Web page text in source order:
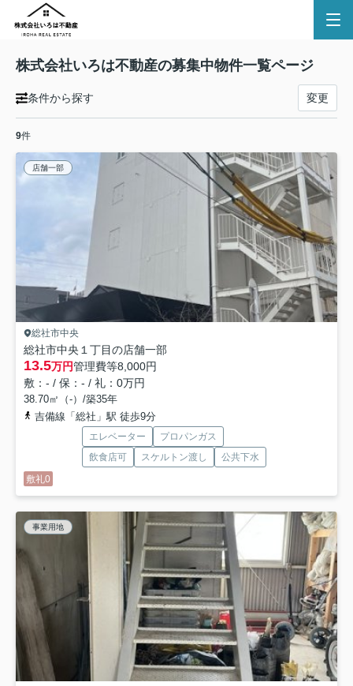
株式会社いろは不動産の募集中物件一覧ページ
条件から探す 変更
9件
店舗一部
総社市中央
総社市中央１丁目の店舗一部
13.5万円管理費等8,000円
敷：- / 保：- / 礼：0万円
38.70㎡（-）/築35年
吉備線「総社」駅 徒歩9分
エレベーター
プロパンガス
飲食店可
スケルトン渡し
公共下水
敷礼0
事業用地